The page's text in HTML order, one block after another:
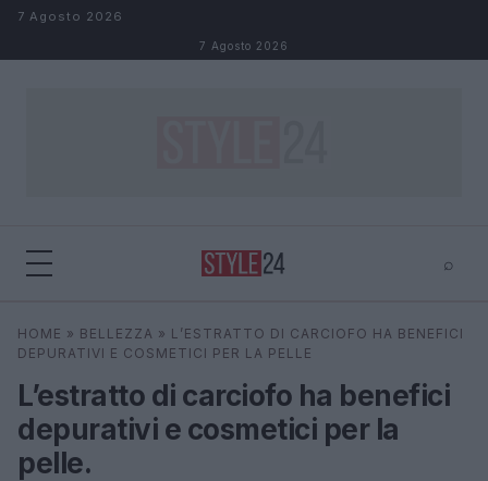
Salta al contenuto
7 Agosto 2026
7 Agosto 2026
⌕
Cerca ⌕ ×
HOME » BELLEZZA » L’ESTRATTO DI CARCIOFO HA BENEFICI
DEPURATIVI E COSMETICI PER LA PELLE
L’estratto di carciofo ha benefici
depurativi e cosmetici per la
pelle.